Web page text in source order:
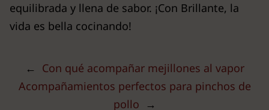
equilibrada y llena de sabor. ¡Con Brillante, la
vida es bella cocinando!
← Con qué acompañar mejillones al vapor
Acompañamientos perfectos para pinchos de
pollo →